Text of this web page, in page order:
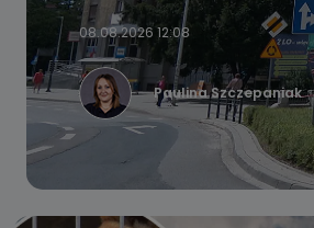
08.08.2026 12:08
Paulina Szczepaniak